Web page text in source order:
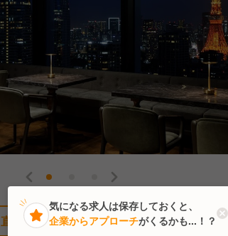
直近8人がこの求人を検討中
気になる求人は保存しておくと、
企業からアプローチがくるかも...！？